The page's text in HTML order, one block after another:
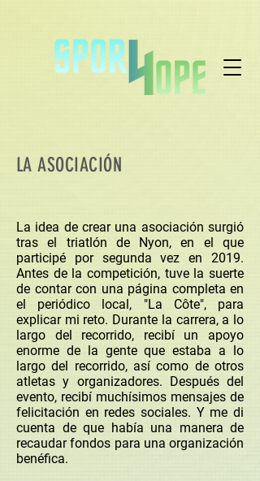
LA ASOCIACIÓN
La idea de crear una asociación surgió
tras el triatlón de Nyon, en el que
participé por segunda vez en 2019.
Antes de la competición, tuve la suerte
de contar con una página completa en
el periódico local, "La Côte", para
explicar mi reto. Durante la carrera, a lo
largo del recorrido, recibí un apoyo
enorme de la gente que estaba a lo
largo del recorrido, así como de otros
atletas y organizadores. Después del
evento, recibí muchísimos mensajes de
felicitación en redes sociales. Y me di
cuenta de que había una manera de
recaudar fondos para una organización
benéfica.